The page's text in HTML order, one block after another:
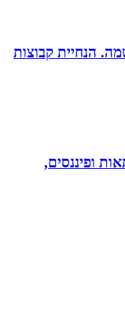
‏הנחיית קבוצות
ופיננסים,